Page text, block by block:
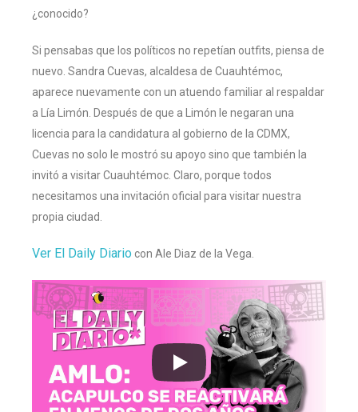
¿conocido?
Si pensabas que los políticos no repetían outfits, piensa de
nuevo. Sandra Cuevas, alcaldesa de Cuauhtémoc,
aparece nuevamente con un atuendo familiar al respaldar
a Lía Limón. Después de que a Limón le negaran una
licencia para la candidatura al gobierno de la CDMX,
Cuevas no solo le mostró su apoyo sino que también la
invitó a visitar Cuauhtémoc. Claro, porque todos
necesitamos una invitación oficial para visitar nuestra
propia ciudad.
Ver El Daily Diario con Ale Diaz de la Vega.